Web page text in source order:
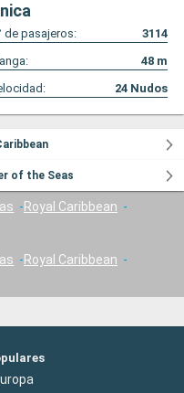
de pasajeros:
3114
48 m
24 Nudos
of the Seas
Royal Caribbean
Royal Caribbean